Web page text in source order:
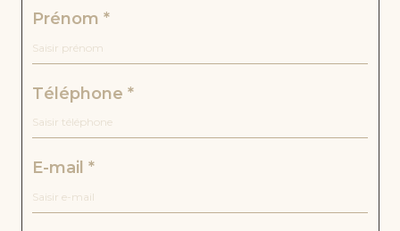
3
*Excl
eme
pour
inve
stiss
eurs
*
Opp
prénom *
téléphone *
e-mail *